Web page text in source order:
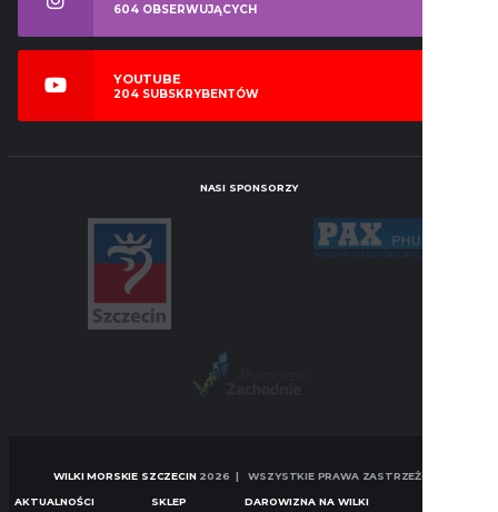
604 OBSERWUJĄCYCH
YOUTUBE
204 SUBSKRYBENTÓW
NASI SPONSORZY
WILKI MORSKIE SZCZECIN2026 | WSZYSTKIE PRAWA ZASTRZEŻONE
AKTUALNOŚCI SKLEP DAROWIZNA NA WILKI